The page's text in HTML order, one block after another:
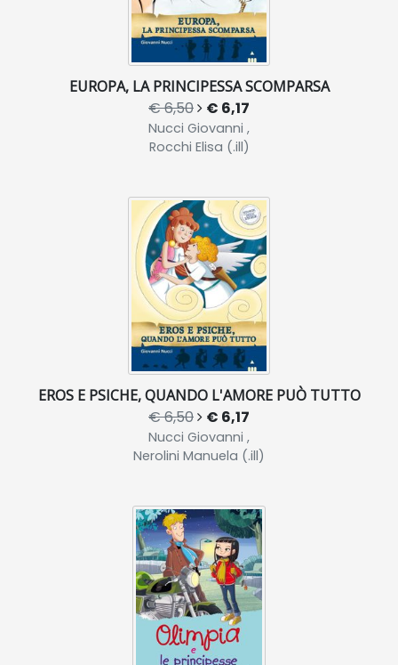
EUROPA, LA PRINCIPESSA SCOMPARSA
€ 6,50 € 6,17
Nucci Giovanni ,
Rocchi Elisa (.ill)
EROS E PSICHE, QUANDO L'AMORE PUÒ TUTTO
€ 6,50 € 6,17
Nucci Giovanni ,
Nerolini Manuela (.ill)